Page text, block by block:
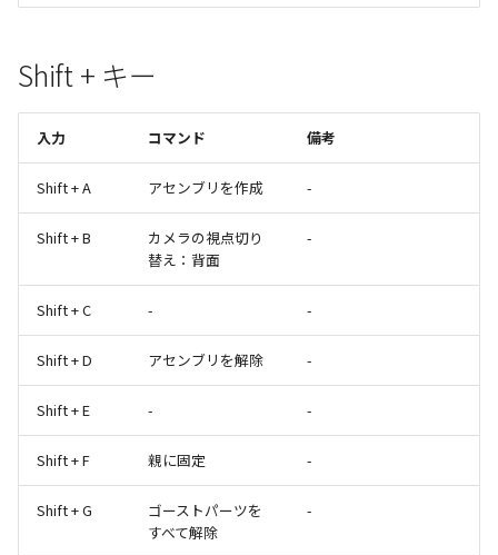
Shift + キー
入力 コマンド 備考
Shift + A アセンブリを作成 -
Shift + B
カメラの視点切り
替え：背面
-
Shift + C - -
Shift + D アセンブリを解除 -
Shift + E - -
Shift + F 親に固定 -
Shift + G
ゴーストパーツを
すべて解除
-